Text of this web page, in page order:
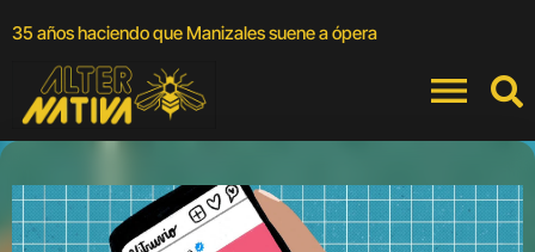
35 años haciendo que Manizales suene a ópera